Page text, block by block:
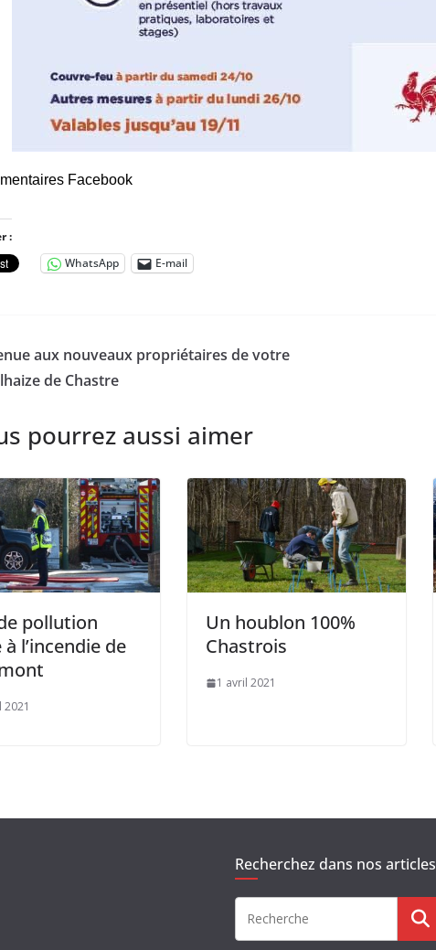
Facebook
:
WhatsApp
E-mail
aux nouveaux propriétaires de votre
de Chastre
pourrez aussi aimer
pollution
l’incendie de
2021
Un houblon 100%
Chastrois
1 avril 2021
Recherchez dans nos articles